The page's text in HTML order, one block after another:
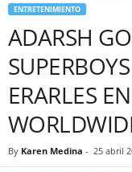
ENTRETENIMIENTO
ADARSH
ERARLES
By Karen Medina - 25 abril